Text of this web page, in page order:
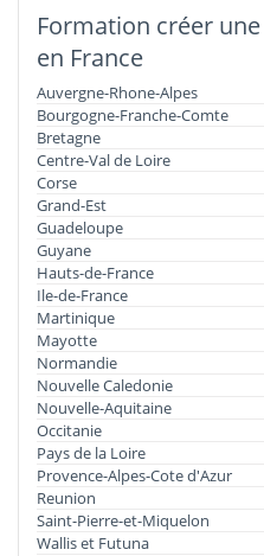
Formation créer
en France
Auvergne-Rhone-Alpes
Bourgogne-Franche-Comte
Bretagne
Centre-Val de Loire
Corse
Grand-Est
Guadeloupe
Guyane
Hauts-de-France
Ile-de-France
Martinique
Mayotte
Normandie
Nouvelle Caledonie
Nouvelle-Aquitaine
Occitanie
Pays de la Loire
Provence-Alpes-Cote d'Azur
Reunion
Saint-Pierre-et-Miquelon
Wallis et Futuna